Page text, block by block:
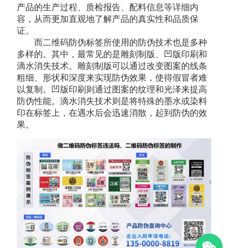
产品的生产过程、质检报告、配料信息等详细内
容，从而更加直观地了解产品的真实性和品质保
证。
而二维码防伪标签所使用的防伪技术也是多种
多样的。其中，最常见的是雕刻制版、凹版印刷和
滴水消失技术。雕刻制版可以通过改变图案的线条
粗细、形状和深度来实现防伪效果，使得假冒者难
以复制。凹版印刷则通过图案的纹理和光泽来提高
防伪性能。滴水消失技术则是将特殊的墨水或染料
印在标签上，在遇水后会迅速消散，起到防伪的效
果。